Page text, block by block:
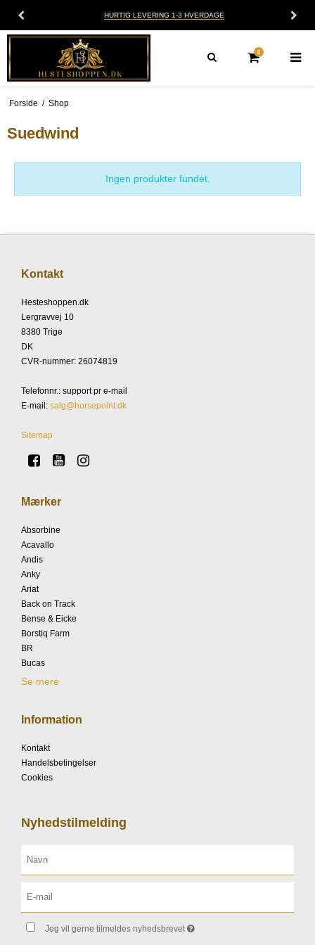
HURTIG LEVERING 1-3 HVERDAGE
0
Forside / Shop
Suedwind
Ingen produkter fundet.
Kontakt
Hesteshoppen.dk
Lergravvej 10
8380 Trige
DK
CVR-nummer: 26074819
Telefonnr.: support pr e-mail
E-mail : salg@horsepoint.dk
Sitemap
Mærker
Absorbine
Acavallo
Andis
Anky
Ariat
Back on Track
Bense & Eicke
Borstiq Farm
BR
Bucas
Se mere
Information
Kontakt
Handelsbetingelser
Cookies
Nyhedstilmelding
Jeg vil gerne tilmeldes nyhedsbrevet